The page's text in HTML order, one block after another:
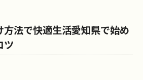
方法で快適生活愛知県で始め
ツ